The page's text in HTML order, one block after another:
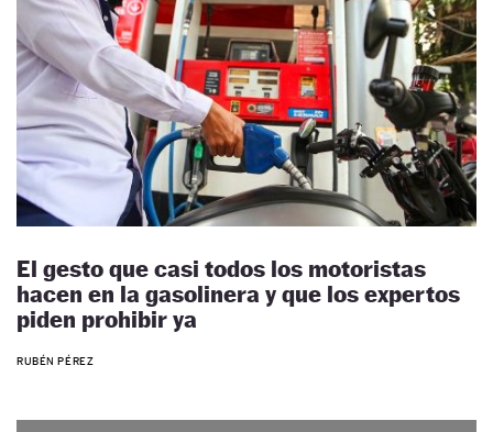
El gesto que casi todos los motoristas
hacen en la gasolinera y que los expertos
piden prohibir ya
RUBÉN PÉREZ